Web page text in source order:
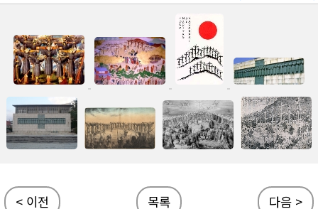
< 이전 목록 다음 >